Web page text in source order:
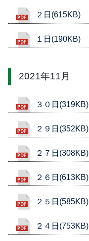
２日(615KB)
１日(190KB)
2021年11月
３０日(319KB)
２９日(352KB)
２７日(308KB)
２６日(613KB)
２５日(585KB)
２４日(753KB)